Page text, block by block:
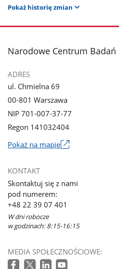
Pokaż historię zmian
stopka
Narodowe Centrum Badań
ADRES
ul. Chmielna 69
00-801 Warszawa
NIP 701-007-37-77
Regon 141032404
Pokaż na mapie
się
w
nowym
oknie
KONTAKT
Skontaktuj się z nami
pod numerem:
+48 22 39 07 401
W dni robocze
w godzinach: 8:15-16:15
MEDIA SPOŁECZNOŚCIOWE: